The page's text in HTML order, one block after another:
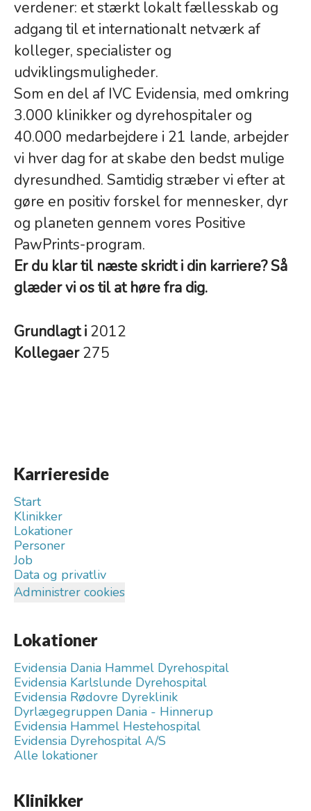
verdener: et stærkt lokalt fællesskab og
adgang til et internationalt netværk af
kolleger, specialister og
udviklingsmuligheder.
Som en del af IVC Evidensia, med omkring
3.000 klinikker og dyrehospitaler og
40.000 medarbejdere i 21 lande, arbejder
vi hver dag for at skabe den bedst mulige
dyresundhed. Samtidig stræber vi efter at
gøre en positiv forskel for mennesker, dyr
og planeten gennem vores Positive
PawPrints-program.
Er du klar til næste skridt i din karriere? Så
glæder vi os til at høre fra dig.
Grundlagt i 2012
Kollegaer275
Karriereside
Start
Klinikker
Lokationer
Personer
Job
Data og privatliv
Administrer cookies
Lokationer
Evidensia Dania Hammel Dyrehospital
Evidensia Karlslunde Dyrehospital
Evidensia Rødovre Dyreklinik
Dyrlægegruppen Dania - Hinnerup
Evidensia Hammel Hestehospital
Evidensia Dyrehospital A/S
Alle lokationer
Klinikker